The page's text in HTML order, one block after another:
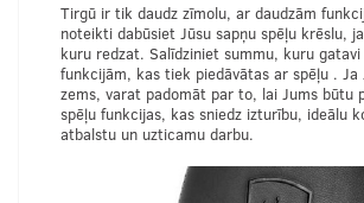
Tirgū ir tik daudz zīmolu, ar daudzām
noteikti dabūsiet Jūsu sapņu spēļu krēslu,
kuru redzat. Salīdziniet summu, kuru
funkcijām, kas tiek piedāvātas ar spēļu . Ja
zems, varat padomāt par to, lai Jums būtu
spēļu funkcijas, kas sniedz izturību, ideālu
atbalstu un uzticamu darbu.